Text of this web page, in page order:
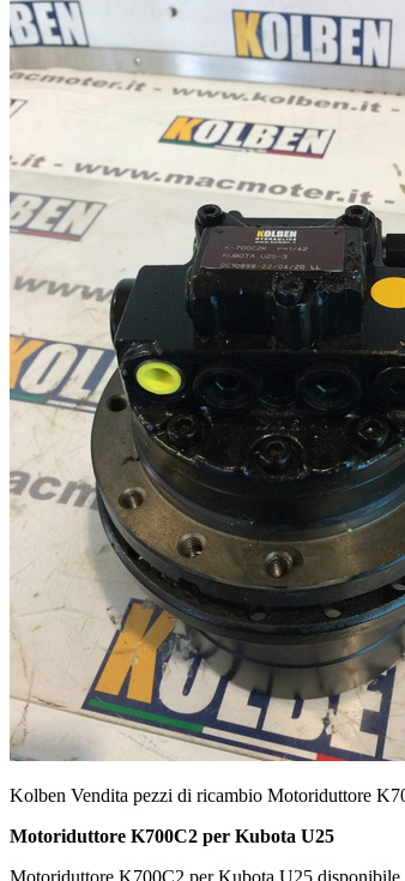
Kolben Vendita pezzi di ricambio Motoriduttore
Motoriduttore K700C2 per Kubota U25
Motoriduttore K700C2 per Kubota U25 disponibile